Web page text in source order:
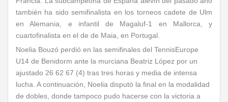
también ha sido semifinalista en los torneos cadete de Ulm
en Alemania, e infantil de Magaluf-1 en Mallorca, y
cuartofinalista en el de de Maia, en Portugal.
Noelia Bouzó perdió en las semifinales del TennisEurope
U14 de Benidorm ante la murciana Beatriz López por un
ajustado 26 62 67 (4) tras tres horas y media de intensa
lucha. A continuación, Noelia disputó la final en la modalidad
de dobles, donde tampoco pudo hacerse con la victoria a